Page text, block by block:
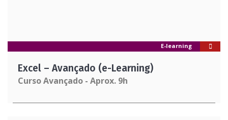
E-learning
Excel – Avançado (e-Learning)
Curso Avançado - Aprox. 9h